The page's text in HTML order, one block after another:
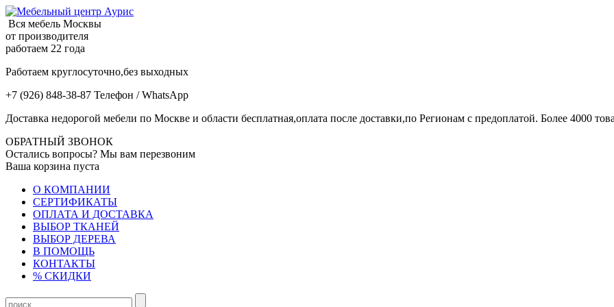
Вся мебель Москвы
от производителя
работаем 22 года
Работаем круглосуточно,без выходных
+7 (926) 848-38-87 Телефон / WhatsApp
Доставка недорогой мебели по Москве и области бесплатная,оплата после доставки,по Регионам с предоплатой. Более 4000
ОБРАТНЫЙ ЗВОНОК
Остались вопросы? Мы вам перезвоним
Ваша корзина пуста
О КОМПАНИИ
СЕРТИФИКАТЫ
ОПЛАТА И ДОСТАВКА
ВЫБОР ТКАНЕЙ
ВЫБОР ДЕРЕВА
В ПОМОЩЬ
КОНТАКТЫ
% СКИДКИ